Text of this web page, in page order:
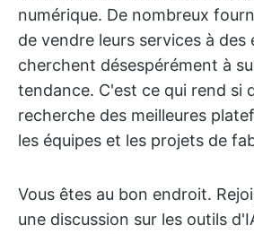
numérique. De nombreux
de vendre leurs services à des
cherchent désespérément à
tendance. C'est ce qui rend si
recherche des meilleures
les équipes et les projets de
Vous êtes au bon endroit.
une discussion sur les outils